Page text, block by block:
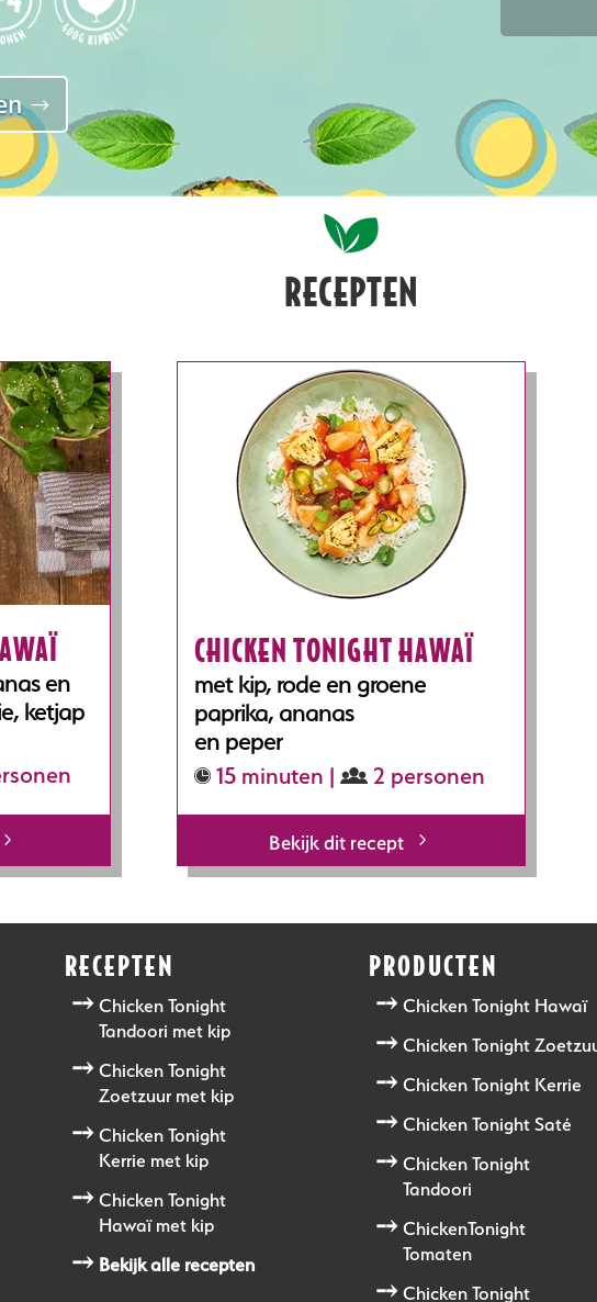
RECEPTEN
en
ketjap
CHICKEN TONIGHT HAWAÏ
met kip, rode en groene
paprika, ananas
en peper
15 minuten | 2 personen
Bekijk dit recept
RECEPTEN
Chicken Tonight
Tandoori met kip
Chicken Tonight
Zoetzuur met kip
Chicken Tonight
Kerrie met kip
Chicken Tonight
Hawaï met kip
Bekijk alle recepten
PRODUCTEN
Chicken Tonight Hawaï
Chicken Tonight
Chicken Tonight Kerrie
Chicken Tonight Saté
Chicken Tonight
Tandoori
ChickenTonight
Tomaten
Chicken Tonight